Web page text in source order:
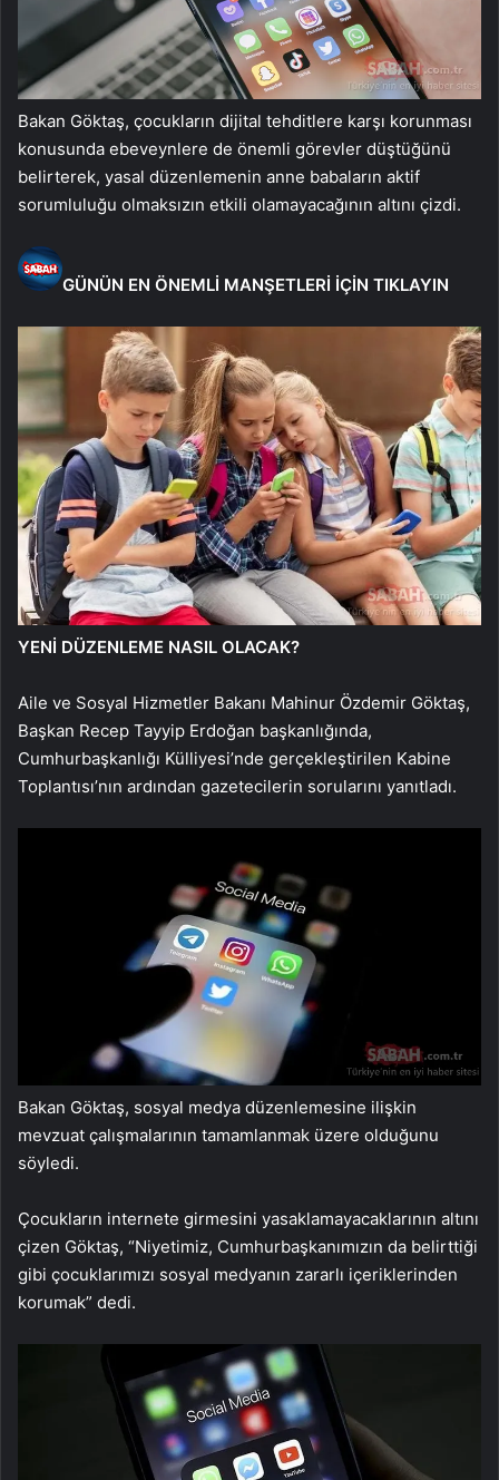
Bakan Göktaş, çocukların dijital tehditlere karşı korunması
konusunda ebeveynlere de önemli görevler düştüğünü
belirterek, yasal düzenlemenin anne babaların aktif
sorumluluğu olmaksızın etkili olamayacağının altını çizdi.
GÜNÜN EN ÖNEMLİ MANŞETLERİ İÇİN TIKLAYIN
YENİ DÜZENLEME NASIL OLACAK?
Aile ve Sosyal Hizmetler Bakanı Mahinur Özdemir Göktaş,
Başkan Recep Tayyip Erdoğan başkanlığında,
Cumhurbaşkanlığı Külliyesi’nde gerçekleştirilen Kabine
Toplantısı’nın ardından gazetecilerin sorularını yanıtladı.
Bakan Göktaş, sosyal medya düzenlemesine ilişkin
mevzuat çalışmalarının tamamlanmak üzere olduğunu
söyledi.
Çocukların internete girmesini yasaklamayacaklarının altını
çizen Göktaş, “Niyetimiz, Cumhurbaşkanımızın da belirttiği
gibi çocuklarımızı sosyal medyanın zararlı içeriklerinden
korumak” dedi.